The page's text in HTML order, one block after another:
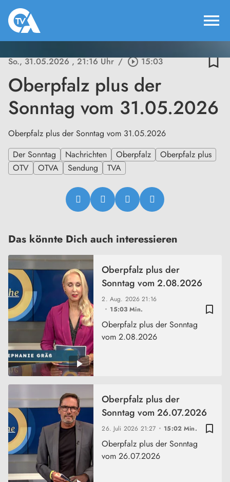
menu
So., 31.05.2026, 21:16 Uhr / play_circle_outline15:03 bookmark_border
Oberpfalz plus der
Sonntag vom 31.05.2026
Oberpfalz plus der Sonntag vom 31.05.2026
Der Sonntag
Nachrichten Oberpfalz
Oberpfalz plus
OTV
OTVA Sendung TVA
Das könnte Dich auch interessieren
bookmark_border
2. Aug. 202621:16
15:03 Min.
Oberpfalz plus der
Sonntag vom 2.08.2026
Oberpfalz plus der Sonntag
vom 2.08.2026
bookmark_border
26. Juli 2026 21:27 15:02 Min.
Oberpfalz plus der
Sonntag vom 26.07.2026
Oberpfalz plus der Sonntag
vom 26.07.2026